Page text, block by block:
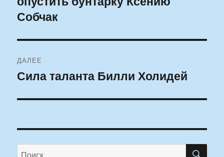
Собчак
ДАЛЕЕ
Следующая
Сила таланта Билли Холидей
Искать: